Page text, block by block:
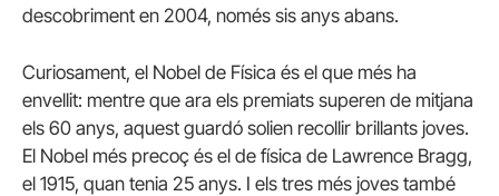
descobriment en 2004, només sis anys abans.
Curiosament, el Nobel de Física és el que més ha
envellit: mentre que ara els premiats superen de mitjana
els 60 anys, aquest guardó solien recollir brillants joves.
El Nobel més precoç és el de física de Lawrence Bragg,
el 1915, quan tenia 25 anys. I els tres més joves també